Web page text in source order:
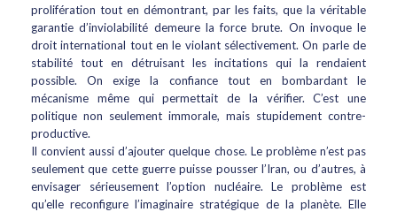
prolifération tout en démontrant, par les faits, que la véritable
garantie d’inviolabilité demeure la force brute. On invoque le
droit international tout en le violant sélectivement. On parle de
stabilité tout en détruisant les incitations qui la rendaient
possible. On exige la confiance tout en bombardant le
mécanisme même qui permettait de la vérifier. C’est une
politique non seulement immorale, mais stupidement contre-
productive.
Il convient aussi d’ajouter quelque chose. Le problème n’est pas
seulement que cette guerre puisse pousser l’Iran, ou d’autres, à
envisager sérieusement l’option nucléaire. Le problème est
qu’elle reconfigure l’imaginaire stratégique de la planète. Elle